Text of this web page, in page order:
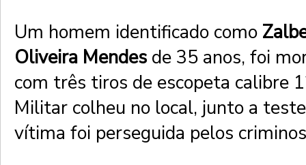
Um homem identificado como
Oliveira Mendes de 35 anos, foi
com três tiros de escopeta calibre
Militar colheu no local, junto a
vítima foi perseguida pelos